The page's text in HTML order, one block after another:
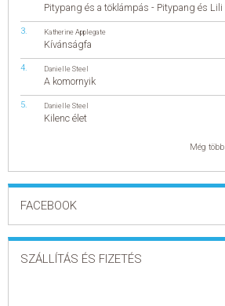
Pitypang és a töklámpás - Pitypang és Lili
Katherine Applegate
Kívánságfa
Danielle Steel
A komornyik
Danielle Steel
Kilenc élet
Még több
FACEBOOK
SZÁLLÍTÁS ÉS FIZETÉS